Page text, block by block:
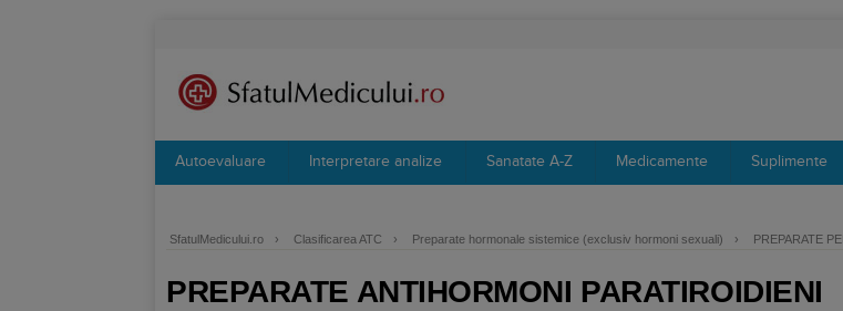
Autoevaluare Interpretare analize Sanatate A-Z Medicamente Suplimente
SfatulMedicului.ro › Clasificarea ATC › Preparate hormonale sistemice (exclusiv hormoni sexuali) › PREPARATE
PREPARATE ANTIHORMONI PARATIROIDIENI